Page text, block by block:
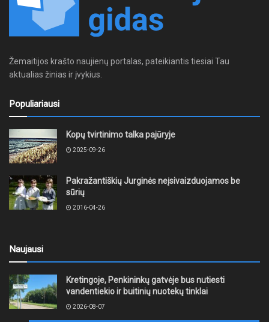
Žemaitijos krašto naujienų portalas, pateikiantis tiesiai Tau
aktualias žinias ir įvykius.
Populiariausi
Kopų tvirtinimo talka pajūryje
2025-09-26
Pakražantiškių Jurginės neįsivaizduojamos be
sūrių
2016-04-26
Naujausi
Kretingoje, Penkininkų gatvėje bus nutiesti
vandentiekio ir buitinių nuotekų tinklai
2026-08-07